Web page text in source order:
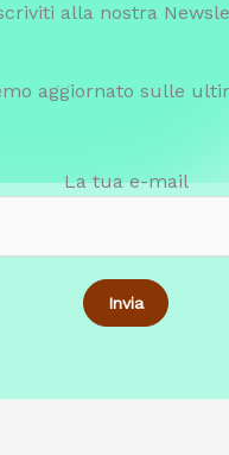
alla nostra
aggiornato sulle
La tua e-mail